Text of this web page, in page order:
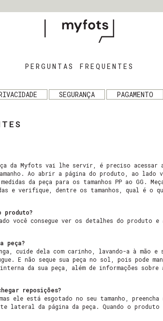
PERGUNTAS FREQUENTES
SEGURANÇA PAGAMENTO
da Myfots vai lhe servir, é preciso acessar
Ao abrir a página do produto, ao lado
da peça para os tamanhos PP ao GG.
e verifique, dentre os tamanhos, qual é o
produto?
você consegue ver os detalhes do produto e
peça?
cuide dela com carinho, lavando-a à mão e
E não seque sua peça no sol, pois pode
da sua peça, além de informações sobre
reposições?
ele está esgotado no seu tamanho, preencha
lateral da página da peça. Quando o